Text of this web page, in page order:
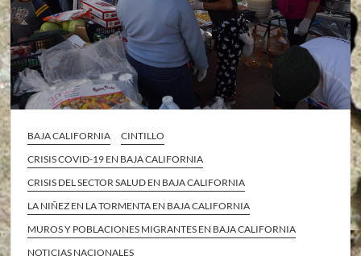
BAJA CALIFORNIA
CINTILLO
CRISIS COVID-19 EN BAJA CALIFORNIA
CRISIS DEL SECTOR SALUD EN BAJA CALIFORNIA
LA NIÑEZ EN LA TORMENTA EN BAJA CALIFORNIA
MUROS Y POBLACIONES MIGRANTES EN BAJA CALIFORNIA
NOTICIAS NACIONALES